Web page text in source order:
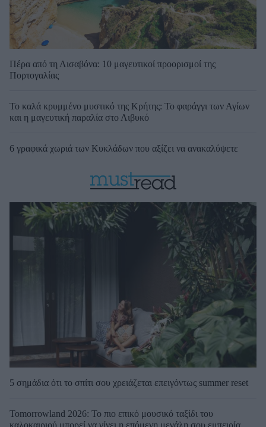
Πέρα από τη Λισαβόνα: 10 μαγευτικοί προορισμοί της
Πορτογαλίας
Το καλά κρυμμένο μυστικό της Κρήτης: Το φαράγγι των Αγίων
και η μαγευτική παραλία στο Λιβυκό
6 γραφικά χωριά των Κυκλάδων που αξίζει να ανακαλύψετε
5 σημάδια ότι το σπίτι σου χρειάζεται επειγόντως summer reset
Tomorrowland 2026: Το πιο επικό μουσικό ταξίδι του
καλοκαιριού μπορεί να γίνει η επόμενη μεγάλη σου εμπειρία